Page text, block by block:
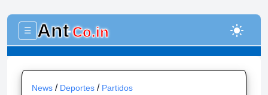
☰ Ant-Co.in light_mode
News / Deportes / Partidos